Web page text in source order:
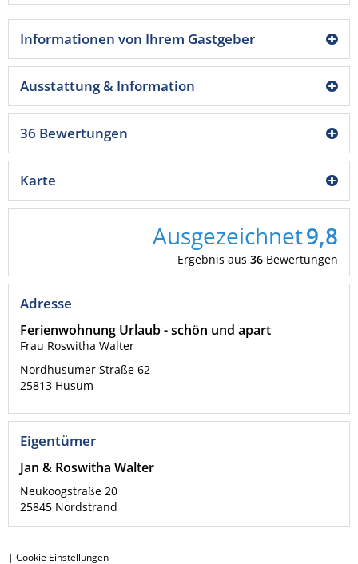
Informationen von Ihrem Gastgeber
Ausstattung & Information
36 Bewertungen
Karte
Ausgezeichnet9,8
Ergebnis aus 36 Bewertungen
Adresse
Ferienwohnung Urlaub - schön und apart
Frau Roswitha Walter
Nordhusumer Straße 62
25813 Husum
Eigentümer
Jan & Roswitha Walter
Neukoogstraße 20
25845 Nordstrand
| Cookie Einstellungen